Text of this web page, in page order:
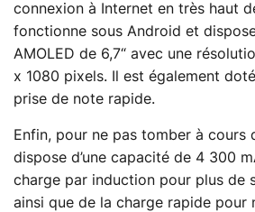
connexion à Internet en très haut
fonctionne sous Android et dispose
AMOLED de 6,7“ avec une
x 1080 pixels. Il est également
prise de note rapide.
Enfin, pour ne pas tomber à cours
dispose d’une capacité de 4 300
charge par induction pour plus de
ainsi que de la charge rapide pour